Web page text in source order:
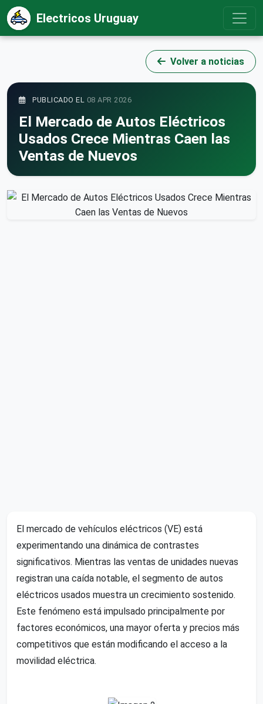
Electricos Uruguay
Volver a noticias
PUBLICADO EL 08 APR 2026
El Mercado de Autos Eléctricos
Usados Crece Mientras Caen las
Ventas de Nuevos
El mercado de vehículos eléctricos (VE) está
experimentando una dinámica de contrastes
significativos. Mientras las ventas de unidades nuevas
registran una caída notable, el segmento de autos
eléctricos usados muestra un crecimiento sostenido.
Este fenómeno está impulsado principalmente por
factores económicos, una mayor oferta y precios más
competitivos que están modificando el acceso a la
movilidad eléctrica.